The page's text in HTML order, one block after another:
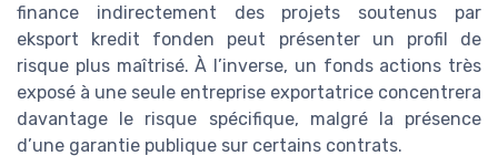
finance indirectement des projets soutenus par
eksport kredit fonden peut présenter un profil de
risque plus maîtrisé. À l’inverse, un fonds actions très
exposé à une seule entreprise exportatrice concentrera
davantage le risque spécifique, malgré la présence
d’une garantie publique sur certains contrats.